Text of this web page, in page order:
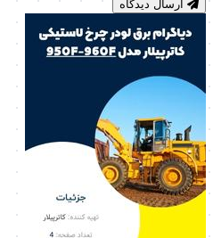
ارسال دیدگاه